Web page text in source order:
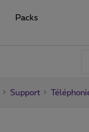
Packs
Support